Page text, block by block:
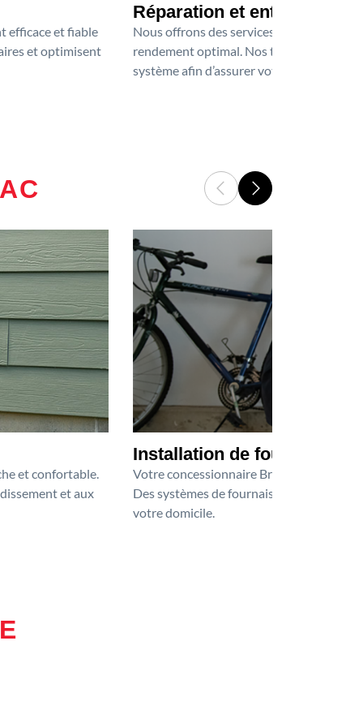
efficace et fiable
et optimisent
Réparation et entretien de
Nous offrons des services
rendement optimal. Nos techniciens
système afin d’assurer votre confort tout
et confortable.
et aux
Installation de fournaise
Votre concessionnaire Bryant assure
Des systèmes de fournaise Bryant
votre domicile.